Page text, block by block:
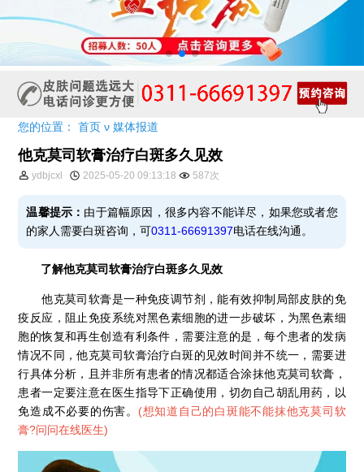
您的位置：首页 ν媒体报道
他克莫司软膏治疗白斑多久见效
ydbjcxl 2025-05-20 09:13:18 587次
温馨提示： 由于篇幅原因，很多内容不能详尽，如果您或者您
的家人需要白斑咨询，可0311-66691397电话在线沟通。
了解他克莫司软膏治疗白斑多久见效
他克莫司软膏是一种免疫调节剂，能有效抑制局部皮肤的免
疫反应，阻止免疫系统对黑色素细胞的进一步破坏，为黑色素细
胞的恢复和再生创造有利条件，需要注意的是，每个患者的发病
情况不同，他克莫司软膏治疗白斑的见效时间并不统一，需要进
行具体分析，且并非所有患者的情况都适合涂抹他克莫司软膏，
患者一定要注意在医生指导下正确使用，切勿自己胡乱用药，以
免造成不必要的伤害。 (想知道自己的白斑能不能抹他克莫司软
膏?问问在线医生)